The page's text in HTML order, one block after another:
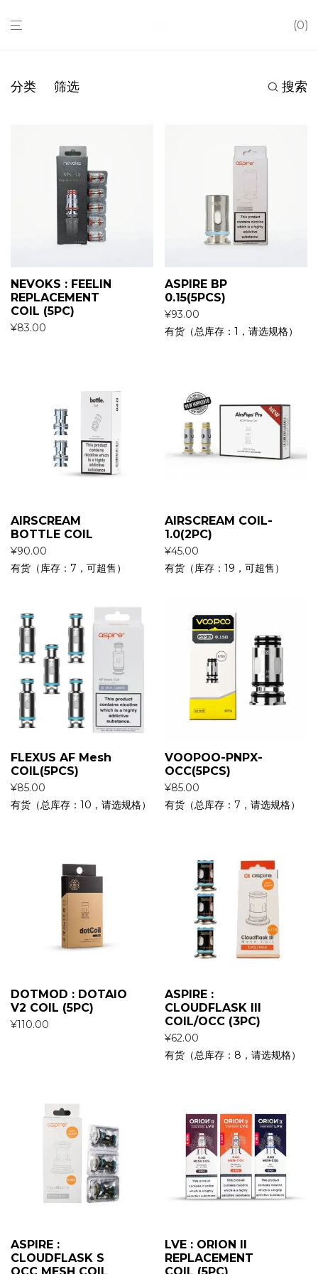
0
分类 筛选 搜索
NEVOKS : FEELIN
REPLACEMENT
COIL (5PC)
¥83.00
ASPIRE BP
0.15(5PCS)
¥93.00
有货（总库存：1，请选规格）
AIRSCREAM
BOTTLE COIL
¥90.00
有货（库存：7，可超售）
AIRSCREAM COIL-
1.0(2PC)
¥45.00
有货（库存：19，可超售）
FLEXUS AF Mesh
COIL(5PCS)
¥85.00
有货（总库存：10，请选规格）
VOOPOO-PNPX-
OCC(5PCS)
¥85.00
有货（总库存：7，请选规格）
DOTMOD : DOTAIO
V2 COIL (5PC)
¥110.00
ASPIRE :
CLOUDFLASK III
COIL/OCC (3PC)
¥62.00
有货（总库存：8，请选规格）
ASPIRE :
CLOUDFLASK S
LVE : ORION II
REPLACEMENT